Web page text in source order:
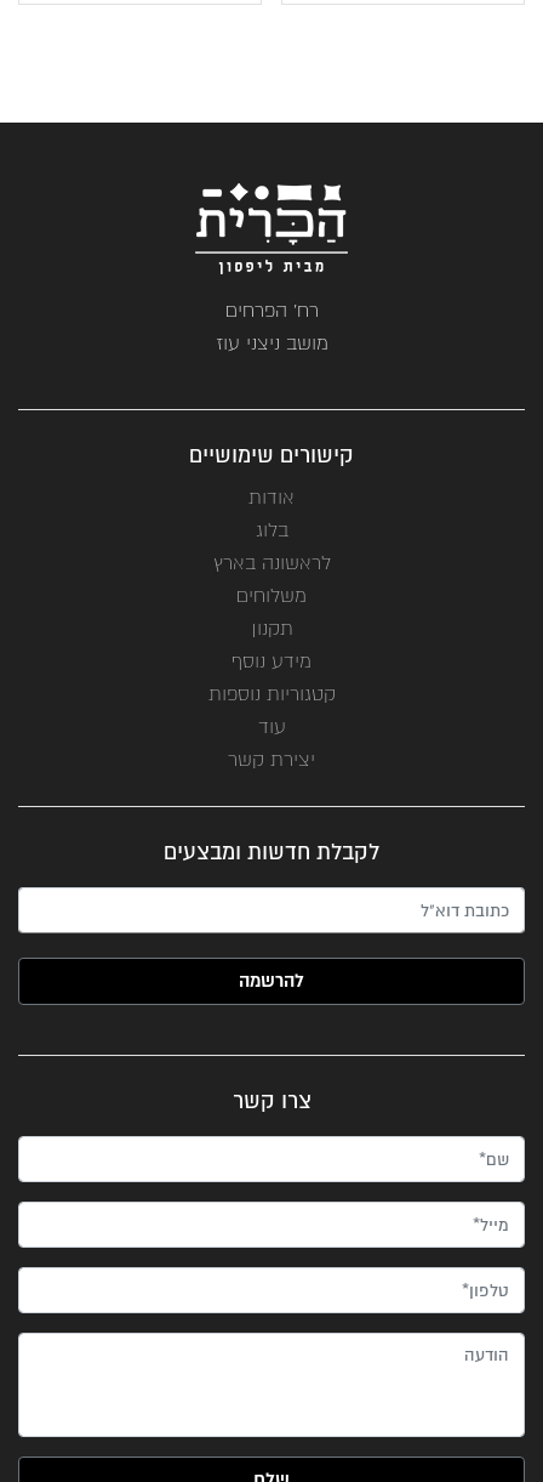
רח' הפרחים
מושב ניצני עוז
קישורים שימושיים
אודות
בלוג
לראשונה בארץ
משלוחים
תקנון
מידע נוסף
קטגוריות נוספות
עוד
יצירת קשר
לקבלת חדשות ומבצעים
האימייל שלך (חובה)
צרו קשר